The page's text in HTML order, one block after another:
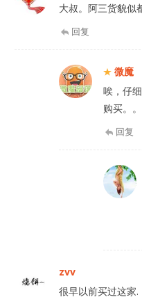
大叔。阿三货貌似
回复
微魔
唉，仔
购买。。
回复
zvv
很早以前买过这家.